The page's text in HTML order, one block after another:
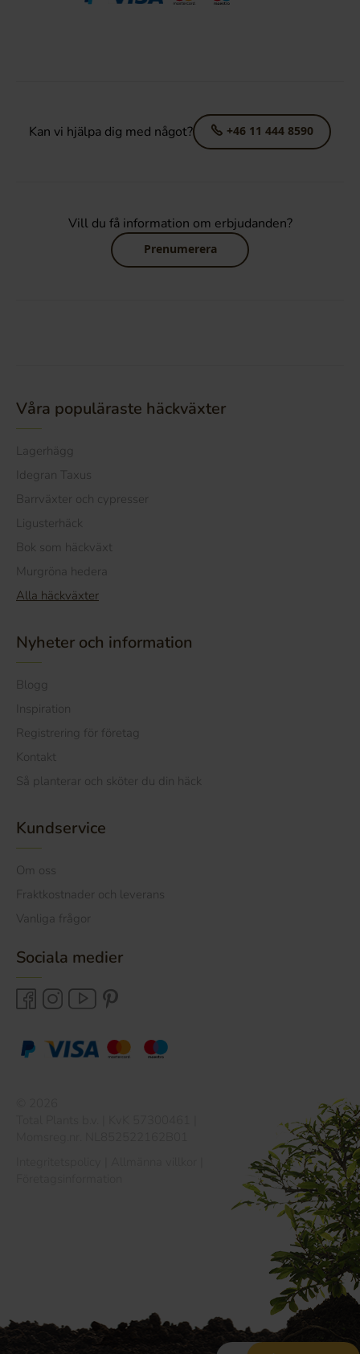
Kan vi hjälpa dig med något? +46 11 444 8590
Vill du få information om erbjudanden?
Prenumerera
Våra populäraste häckväxter
Lagerhägg
Idegran Taxus
Barrväxter och cypresser
Ligusterhäck
Bok som häckväxt
Murgröna hedera
Alla häckväxter
Nyheter och information
Blogg
Inspiration
Registrering för företag
Kontakt
Så planterar och sköter du din häck
Kundservice
Om oss
Fraktkostnader och leverans
Vanliga frågor
Sociala medier